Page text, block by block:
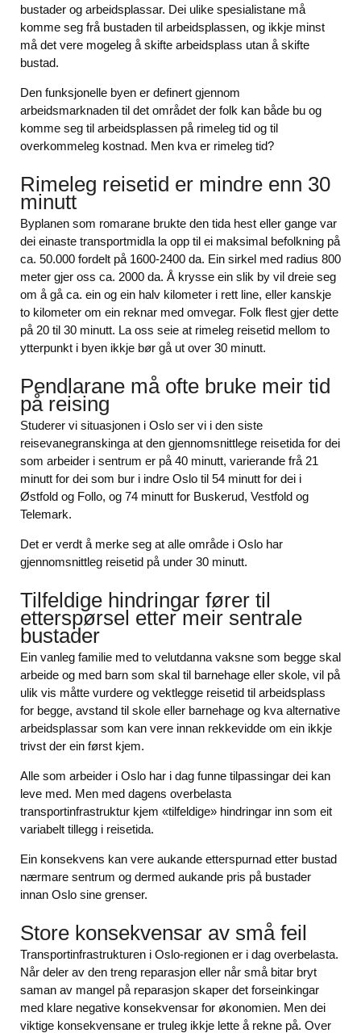
bustader og arbeidsplassar. Dei ulike spesialistane må
komme seg frå bustaden til arbeidsplassen, og ikkje minst
må det vere mogeleg å skifte arbeidsplass utan å skifte
bustad.
Den funksjonelle byen er definert gjennom
arbeidsmarknaden til det området der folk kan både bu og
komme seg til arbeidsplassen på rimeleg tid og til
overkommeleg kostnad. Men kva er rimeleg tid?
Rimeleg reisetid er mindre enn 30
minutt
Byplanen som romarane brukte den tida hest eller gange var
dei einaste transportmidla la opp til ei maksimal befolkning på
ca. 50.000 fordelt på 1600-2400 da. Ein sirkel med radius 800
meter gjer oss ca. 2000 da. Å krysse ein slik by vil dreie seg
om å gå ca. ein og ein halv kilometer i rett line, eller kanskje
to kilometer om ein reknar med omvegar. Folk flest gjer dette
på 20 til 30 minutt. La oss seie at rimeleg reisetid mellom to
ytterpunkt i byen ikkje bør gå ut over 30 minutt.
Pendlarane må ofte bruke meir tid
på reising
Studerer vi situasjonen i Oslo ser vi i den siste
reisevanegranskinga at den gjennomsnittlege reisetida for dei
som arbeider i sentrum er på 40 minutt, varierande frå 21
minutt for dei som bur i indre Oslo til 54 minutt for dei i
Østfold og Follo, og 74 minutt for Buskerud, Vestfold og
Telemark.
Det er verdt å merke seg at alle område i Oslo har
gjennomsnittleg reisetid på under 30 minutt.
Tilfeldige hindringar fører til
etterspørsel etter meir sentrale
bustader
Ein vanleg familie med to velutdanna vaksne som begge skal
arbeide og med barn som skal til barnehage eller skole, vil på
ulik vis måtte vurdere og vektlegge reisetid til arbeidsplass
for begge, avstand til skole eller barnehage og kva alternative
arbeidsplassar som kan vere innan rekkevidde om ein ikkje
trivst der ein først kjem.
Alle som arbeider i Oslo har i dag funne tilpassingar dei kan
leve med. Men med dagens overbelasta
transportinfrastruktur kjem «tilfeldige» hindringar inn som eit
variabelt tillegg i reisetida.
Ein konsekvens kan vere aukande etterspurnad etter bustad
nærmare sentrum og dermed aukande pris på bustader
innan Oslo sine grenser.
Store konsekvensar av små feil
Transportinfrastrukturen i Oslo-regionen er i dag overbelasta.
Når deler av den treng reparasjon eller når små bitar bryt
saman av mangel på reparasjon skaper det forseinkingar
med klare negative konsekvensar for økonomien. Men dei
viktige konsekvensane er truleg ikkje lette å rekne på. Over